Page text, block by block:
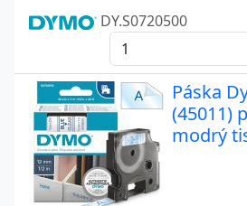
DY.S0720500
Páska
(45011)
modrý